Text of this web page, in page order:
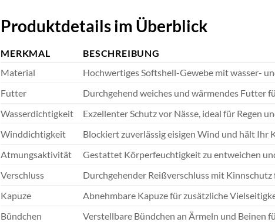
Produktdetails im Überblick
MERKMAL
BESCHREIBUNG
Material
Hochwertiges Softshell-Gewebe mit wasser-
Futter
Durchgehend weiches und wärmendes Futter
Wasserdichtigkeit
Exzellenter Schutz vor Nässe, ideal für Regen
Winddichtigkeit
Blockiert zuverlässig eisigen Wind und hält Ihr
Atmungsaktivität
Gestattet Körperfeuchtigkeit zu entweichen
Verschluss
Durchgehender Reißverschluss mit Kinnschutz
Kapuze
Abnehmbare Kapuze für zusätzliche
Bündchen
Verstellbare Bündchen an Ärmeln und Beinen